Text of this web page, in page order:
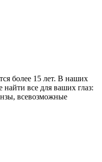
более 15 лет. В наших
все для ваших глаз:
всевозможные